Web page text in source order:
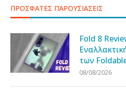
ΠΡΟΣΦΑΤΕΣ ΠΑΡΟΥΣΙΑΣΕΙΣ
Fold 8
των
08/08/2026